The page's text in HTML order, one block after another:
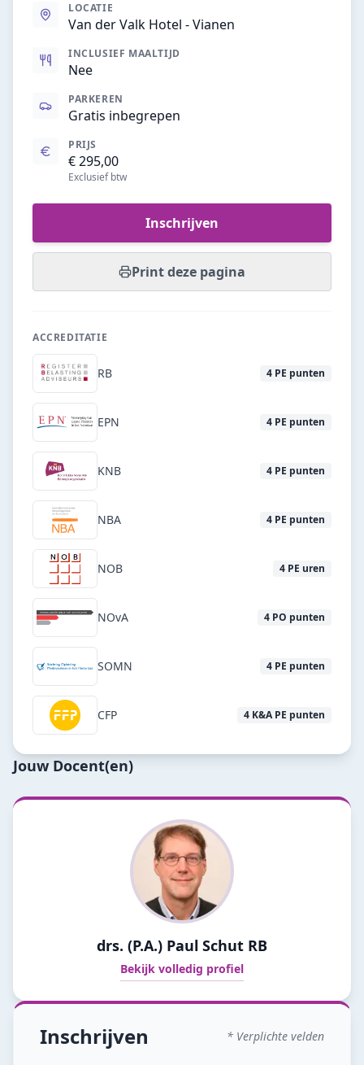
LOCATIE
Van der Valk Hotel - Vianen
INCLUSIEF MAALTIJD
Nee
PARKEREN
Gratis inbegrepen
PRIJS
€ 295,00
Exclusief btw
Inschrijven
Print deze pagina
ACCREDITATIE
RB 4 PE punten
EPN 4 PE punten
KNB 4 PE punten
NBA 4 PE punten
NOB 4 PE uren
NOvA 4 PO punten
SOMN 4 PE punten
CFP 4 K&A PE punten
Jouw Docent(en)
drs. (P.A.) Paul Schut RB
Bekijk volledig profiel
Inschrijven * Verplichte velden